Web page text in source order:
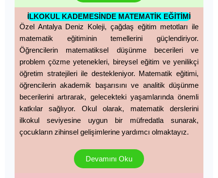
İLKOKUL KADEMESİNDE MATEMATİK EĞİTİMİ
Özel Antalya Deniz Koleji, çağdaş eğitim metotları ile
matematik eğitiminin temellerini güçlendiriyor.
Öğrencilerin matematiksel düşünme becerileri ve
problem çözme yetenekleri, bireysel eğitim ve yenilikçi
öğretim stratejileri ile destekleniyor. Matematik eğitimi,
öğrencilerin akademik başarısını ve analitik düşünme
becerilerini artırarak, gelecekteki yaşamlarında önemli
katkılar sağlıyor. Okul olarak, matematik derslerini
ilkokul seviyesine uygun bir müfredatla sunarak,
çocukların zihinsel gelişimlerine yardımcı olmaktayız.
Devamını Oku